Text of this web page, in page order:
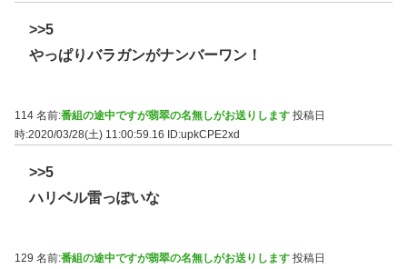
>>5
やっぱりバラガンがナンバーワン！
114 名前:番組の途中ですが翡翠の名無しがお送りします 投稿日
時:2020/03/28(土) 11:00:59.16
ID:upkCPE2xd
>>5
ハリベル雷っぽいな
129 名前:番組の途中ですが翡翠の名無しがお送りします 投稿日